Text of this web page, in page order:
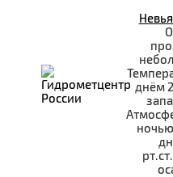
днём
ночью